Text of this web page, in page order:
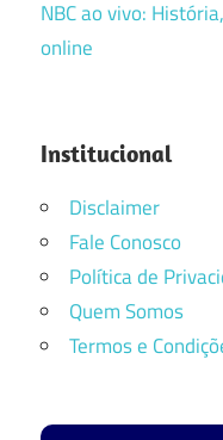
NBC ao vivo:
online
Institucional
Disclaimer
Fale Conosco
Política de
Quem Somos
Termos e